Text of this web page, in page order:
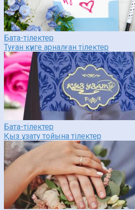
Бата-тілектер
Туған күнге арналған тілектер
Бата-тілектер
Қыз ұзату тойына тілектер